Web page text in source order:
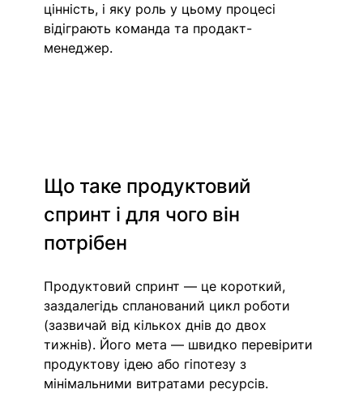
цінність, і яку роль у цьому процесі
відіграють команда та продакт-
менеджер.
Що таке продуктовий
спринт і для чого він
потрібен
Продуктовий спринт — це короткий,
заздалегідь спланований цикл роботи
(зазвичай від кількох днів до двох
тижнів). Його мета — швидко перевірити
продуктову ідею або гіпотезу з
мінімальними витратами ресурсів.